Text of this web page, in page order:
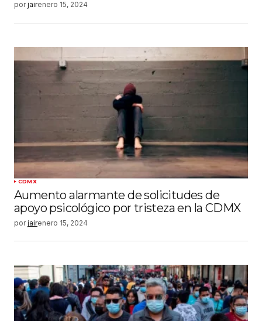
por jairenero 15, 2024
CDMX
Aumento alarmante de solicitudes de
apoyo psicológico por tristeza en la CDMX
por jairenero 15, 2024